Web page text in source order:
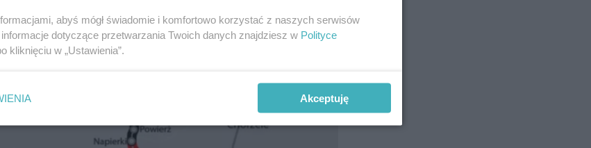
abyś mógł świadomie i komfortowo korzystać z naszych serwisów
dotyczące przetwarzania Twoich danych znajdziesz w Polityce
kliknięciu w „Ustawienia”.
Akceptuję